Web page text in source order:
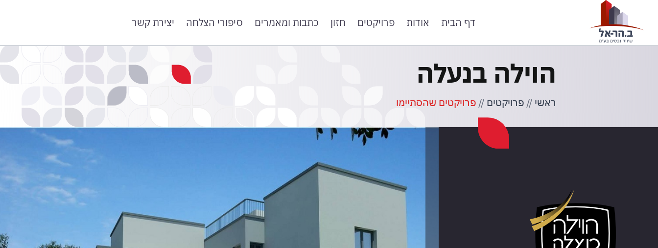
דף הבית אודות פרויקטים חזון כתבות ומאמרים סיפורי הצלחה יצירת קשר
הוילה בנעלה
ראשי // פרויקטים // פרויקטים שהסתיימו